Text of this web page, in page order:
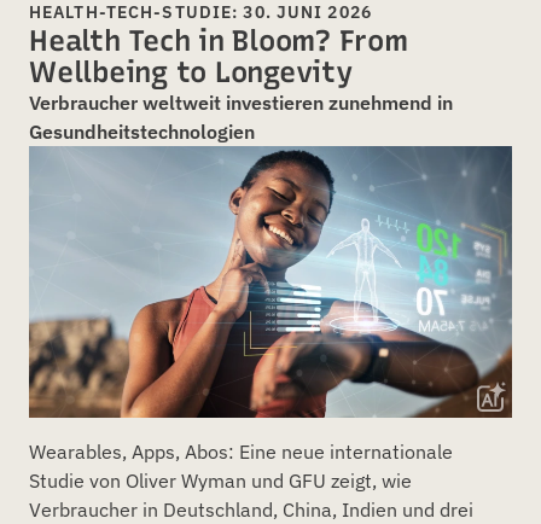
HEALTH-TECH-STUDIE: 30. JUNI 2026
Health Tech in Bloom? From
Wellbeing to Longevity
Verbraucher weltweit investieren zunehmend in
Gesundheitstechnologien
Wearables, Apps, Abos: Eine neue internationale
Studie von Oliver Wyman und GFU zeigt, wie
Verbraucher in Deutschland, China, Indien und drei